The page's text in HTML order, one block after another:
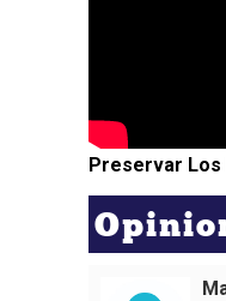
Preservar Los